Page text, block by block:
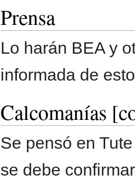
Prensa
Lo harán BEA y
informada de
Calcomanías
Se pensó en
se debe